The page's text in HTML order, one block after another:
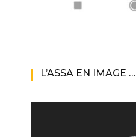
L’ASSA EN IMAGE …